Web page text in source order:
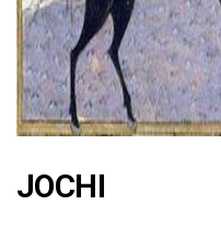
JOCHI